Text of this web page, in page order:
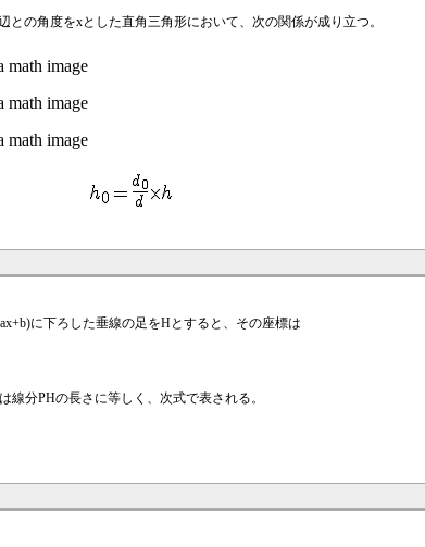
との角度をxとした直角三角形において、次の関係が成り立つ。
に下ろした垂線の足をHとすると、その座標は
線分PHの長さに等しく、次式で表される。